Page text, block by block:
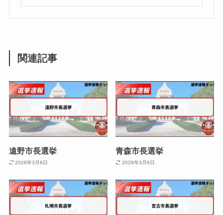
関連記事
遠野市長選挙
2026年3月6日
青森市長選挙
2026年3月6日